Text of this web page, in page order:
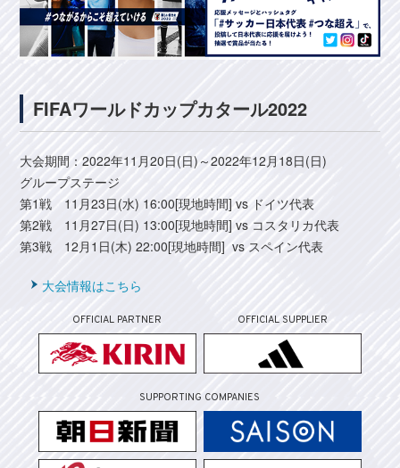
FIFAワールドカップカタール2022
大会期間：2022年11月20日(日)～2022年12月18日(日)
グループステージ
第1戦 11月23日(水) 16:00[現地時間] vs ドイツ代表
第2戦 11月27日(日) 13:00[現地時間] vs コスタリカ代表
第3戦 12月1日(木) 22:00[現地時間] vs スペイン代表
大会情報はこちら
OFFICIAL PARTNER OFFICIAL SUPPLIER
SUPPORTING COMPANIES